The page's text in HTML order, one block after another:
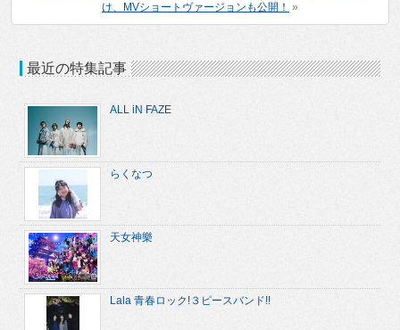
け、MVショートヴァージョンも公開！ »
最近の特集記事
ALL iN FAZE
らくなつ
天女神樂
Lala 青春ロック!３ピースバンド!!